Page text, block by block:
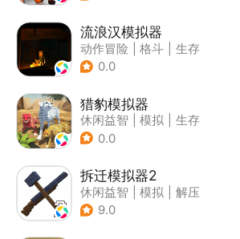
流浪汉模拟器
动作冒险 格斗
生存
| 卡通
0.0
猎豹模拟器
休闲益智 模拟
生存
| 写实
0.0
拆迁模拟器2
休闲益智 模拟
解压
| 卡通
9.0